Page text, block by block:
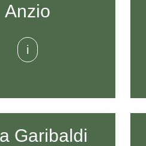
Anzio
i
Garibaldi